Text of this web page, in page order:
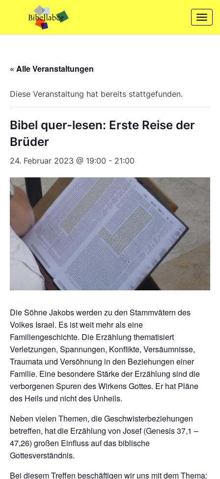
content
« Alle Veranstaltungen
Diese Veranstaltung hat bereits stattgefunden.
Bibel quer-lesen: Erste Reise der
Brüder
24. Februar 2023 @ 19:00 - 21:00
Die Söhne Jakobs werden zu den Stammvätern des
Volkes Israel. Es ist weit mehr als eine
Familiengeschichte. Die Erzählung thematisiert
Verletzungen, Spannungen, Konflikte, Versäumnisse,
Traumata und Versöhnung in den Beziehungen einer
Familie. Eine besondere Stärke der Erzählung sind die
verborgenen Spuren des Wirkens Gottes. Er hat Pläne
des Heils und nicht des Unheils.
Neben vielen Themen, die Geschwisterbeziehungen
betreffen, hat die Erzählung von Josef (Genesis 37,1 –
47,26) großen Einfluss auf das biblische
Gottesverständnis.
Bei diesem Treffen beschäftigen wir uns mit dem Thema: